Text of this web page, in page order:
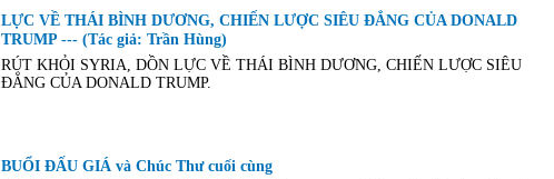
LỰC VỀ THÁI BÌNH DƯƠNG, CHIẾN LƯỢC SIÊU ĐẲNG CỦA DONALD
TRUMP --- (Tác giả: Trần Hùng)
RÚT KHỎI SYRIA, DỒN LỰC VỀ THÁI BÌNH DƯƠNG, CHIẾN LƯỢC SIÊU
ĐẲNG CỦA DONALD TRUMP.
BUỔI ĐẤU GIÁ và Chúc Thư cuối cùng